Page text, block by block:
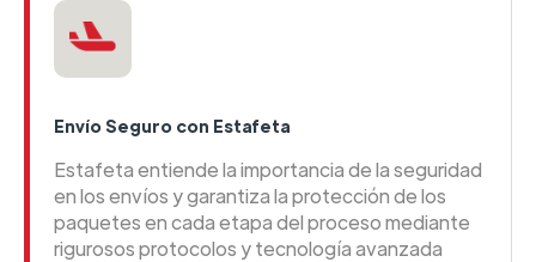
Envío Seguro con Estafeta
Estafeta entiende la importancia de la seguridad
en los envíos y garantiza la protección de los
paquetes en cada etapa del proceso mediante
rigurosos protocolos y tecnología avanzada